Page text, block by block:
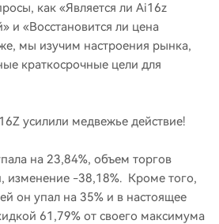
как «Является ли Ai16z
и «Восстановится ли цена
мы изучим настроения рынка,
краткосрочные цели для
усилили медвежье действие!
на 23,84%, объем торгов
изменение -38,18%. Кроме того,
он упал на 35% и в настоящее
61,79% от своего максимума